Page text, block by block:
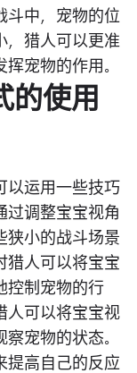
斗中，宠物的位
，猎人可以更准
宠物的作用。
的使用
以运用一些技巧
过调整宝宝视角
狭小的战斗场景
猎人可以将宝宝
控制宠物的行
人可以将宝宝视
宠物的状态。
提高自己的反应